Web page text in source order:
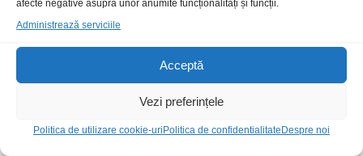
afecte negative asupra unor anumite funcționalități și funcții.
Administrează serviciile
Acceptă
Vezi preferințele
Politica de utilizare cookie-uri Politica de confidentialitate Despre noi
R 0.6W 1R0 metal R 10W 5R6 ceramica
3,00lei